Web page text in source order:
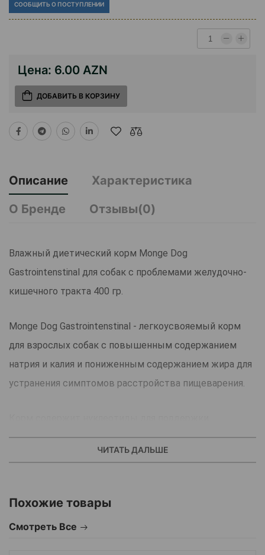
СООБЩИТЬ О ПОСТУПЛЕНИИ
Цена: 6.00 AZN
ДОБАВИТЬ В КОРЗИНУ
Описание
Характеристика
О Бренде
Отзывы(0)
Влажный диетический корм Monge Dog
Gastrointenstinal для собак с проблемами желудочно-
кишечного тракта 400 гр.
Monge Dog Gastrointenstinal - легкоусвояемый корм
для взрослых собак с повышенным содержанием
натрия и калия и пониженным содержанием жира для
устранения симптомов расстройства пищеварения.
иммунной системы, конский каштан для здоровья
кишечника, ксилоолигосахариды (X.O.S.) для защиты
Показания к применению:
острый и хронический гастрит,
ЧИТАТЬ ДАЛЬШЕ
Похожие товары
Смотреть Все